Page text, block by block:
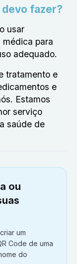
devo fazer?
usar
para
adequado.
tratamento e
e
Estamos
serviço
saúde de
ou
um
Code de uma
do